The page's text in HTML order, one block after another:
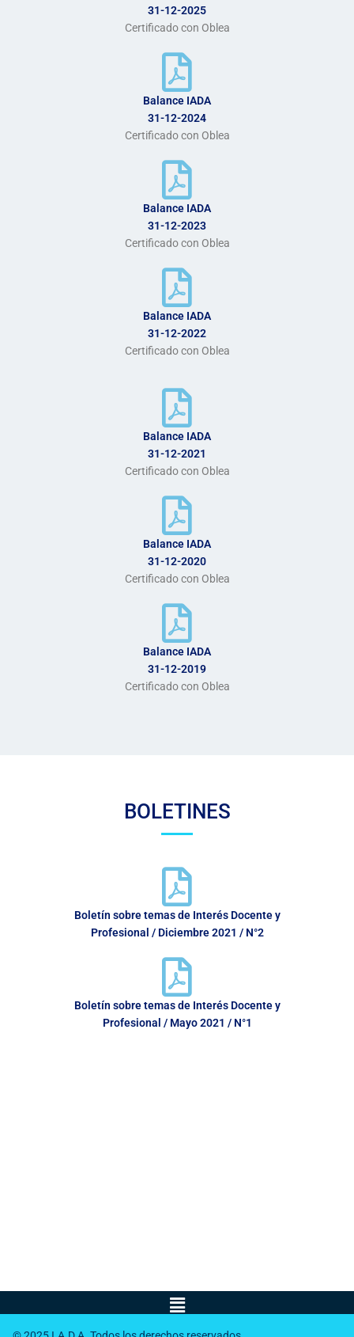
31-12-2025
Certificado con Oblea
Balance IADA
31-12-2024
Certificado con Oblea
Balance IADA
31-12-2023
Certificado con Oblea
Balance IADA
31-12-2022
Certificado con Oblea
Balance IADA
31-12-2021
Certificado con Oblea
Balance IADA
31-12-2020
Certificado con Oblea
Balance IADA
31-12-2019
Certificado con Oblea
BOLETINES
Boletín sobre temas de Interés Docente y
Profesional / Diciembre 2021 / N°2
Boletín sobre temas de Interés Docente y
Profesional / Mayo 2021 / N°1
Menú